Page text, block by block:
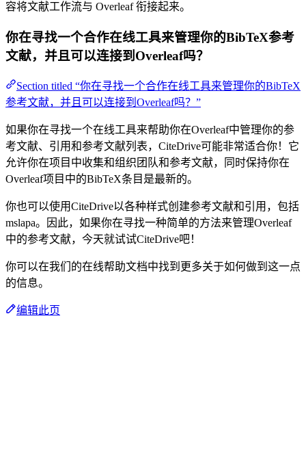
容将文献工作流与 Overleaf 衔接起来。
你在寻找一个合作在线工具来管理你的BibTeX参考
文献，并且可以连接到Overleaf吗？
Section titled “你在寻找一个合作在线工具来管理你的BibTeX
参考文献，并且可以连接到Overleaf吗？”
如果你在寻找一个在线工具来帮助你在Overleaf中管理你的参
考文献、引用和参考文献列表，CiteDrive可能非常适合你！它
允许你在项目中收集和组织团队和参考文献，同时保持你在
Overleaf项目中的BibTeX条目是最新的。
你也可以使用CiteDrive以各种样式创建参考文献和引用，包括
mslapa。因此，如果你在寻找一种简单的方法来管理Overleaf
中的参考文献，今天就试试CiteDrive吧！
你可以在我们的在线帮助文档中找到更多关于如何做到这一点
的信息。
编辑此页